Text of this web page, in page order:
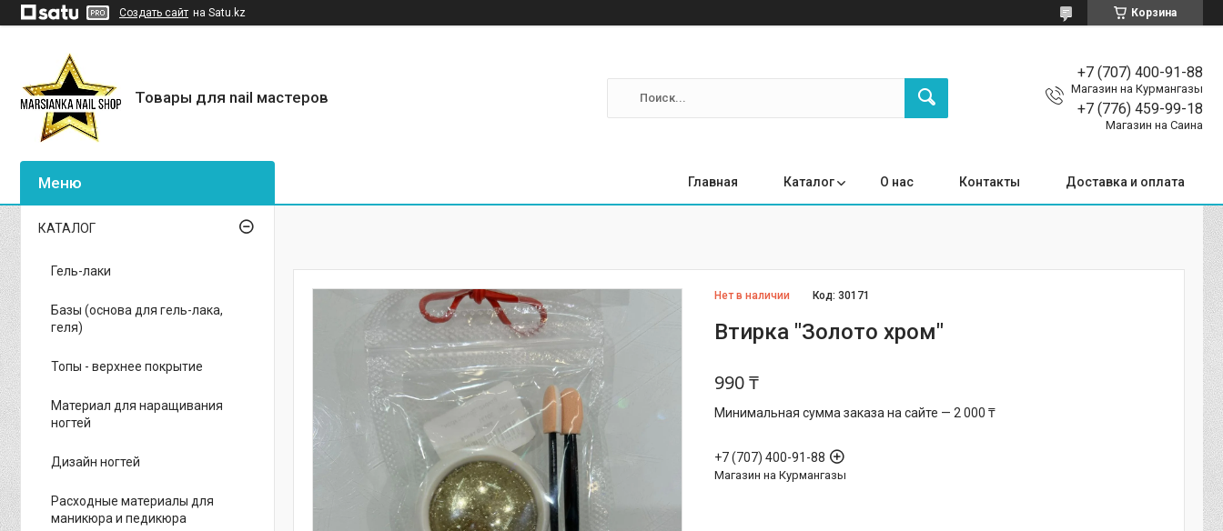
Создать сайт на Satu.kz Корзина
Товары для nail мастеров
+7 (707) 400-91-88
Магазин на Курмангазы
+7 (776) 459-99-18
Магазин на Саина
Главная Каталог О нас Контакты Доставка и оплата
Нет в наличии Код:30171
Втирка "Золото хром"
990 ₸
Минимальная сумма заказа на сайте — 2 000 ₸
+7 (707) 400-91-88
Магазин на Курмангазы
КАТАЛОГ
Гель-лаки
Базы (основа для гель-лака,
геля)
Топы - верхнее покрытие
Материал для наращивания
ногтей
Дизайн ногтей
Расходные материалы для
маникюра и педикюра